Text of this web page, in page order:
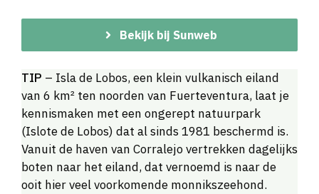
Bekijk bij Sunweb
TIP – Isla de Lobos, een klein vulkanisch eiland
van 6 km² ten noorden van Fuerteventura, laat je
kennismaken met een ongerept natuurpark
(Islote de Lobos) dat al sinds 1981 beschermd is.
Vanuit de haven van Corralejo vertrekken dagelijks
boten naar het eiland, dat vernoemd is naar de
ooit hier veel voorkomende monnikszeehond.